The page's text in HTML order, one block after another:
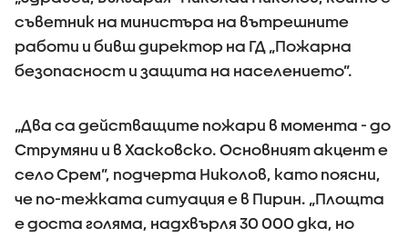
съветник на министъра на вътрешните
работи и бивш директор на ГД „Пожарна
безопасност и защита на населението”.
„Два са действащите пожари в момента - до
Струмяни и в Хасковско. Основният акцент е
село Срем”, подчерта Николов, като поясни,
че по-тежката ситуация е в Пирин. „Площта
е доста голяма, надхвърля 30 000 дка, но